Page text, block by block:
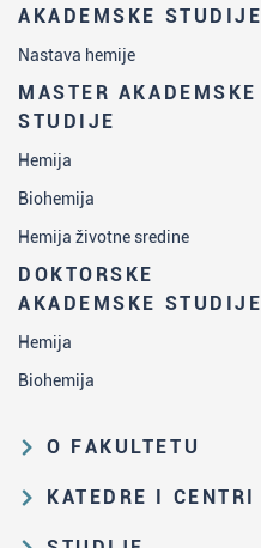
AKADEMSKE STUDIJE
Nastava hemije
MASTER AKADEMSKE
STUDIJE
Hemija
Biohemija
Hemija životne sredine
DOKTORSKE
AKADEMSKE STUDIJE
Hemija
Biohemija
O FAKULTETU
Obrazovna i naučna delatnost
KATEDRE I CENTRI
Katedra za analitičku hemiju